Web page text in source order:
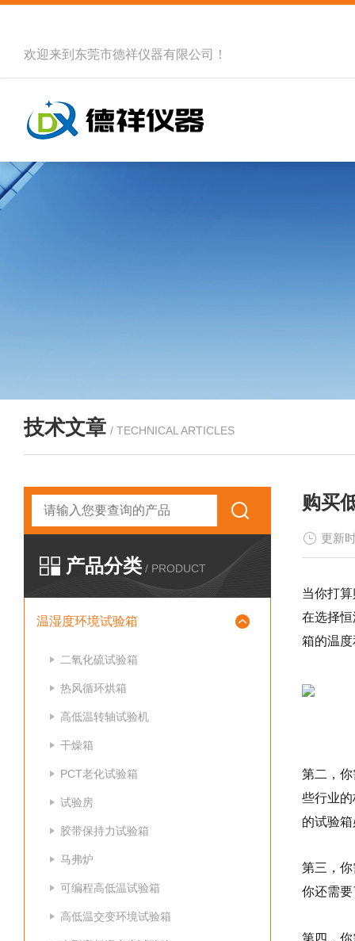
欢迎来到 东莞市德祥仪器有限公司 ！
技术文章 / TECHNICAL ARTICLES
产品分类 / PRODUCT
温湿度环境试验箱
二氧化硫试验箱
热风循环烘箱
高低温转轴试验机
干燥箱
PCT老化试验箱
试验房
胶带保持力试验箱
马弗炉
可编程高低温试验箱
高低温交变环境试验箱
购买
更新
当你打
在选择
箱的温
第二，
些行业
的试验
第三，
你还需